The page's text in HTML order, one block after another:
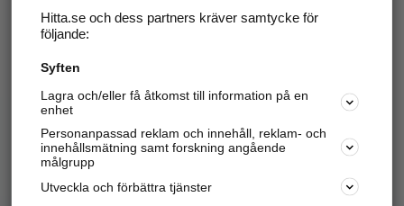
Hitta.se - Gratis nummerupplysning.
Sök företag, personer och platser.
Hitta telefonnummer, adresser, företagsinfo mm.
Marknadsför företaget
Hitta.se och dess partners kräver samtycke för
följande:
Syften
Lagra och/eller få åtkomst till information på en
enhet
Personanpassad reklam och innehåll, reklam- och
innehållsmätning samt forskning angående
målgrupp
Utveckla och förbättra tjänster